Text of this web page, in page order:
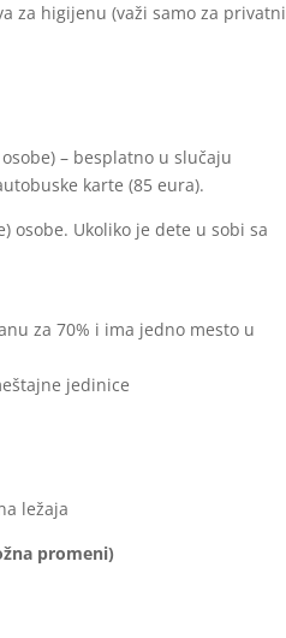
za higijenu (važi samo za privatni
– besplatno u slučaju
karte (85 eura).
osobe. Ukoliko je dete u sobi sa
za 70% i ima jedno mesto u
jedinice
ležaja
promeni)